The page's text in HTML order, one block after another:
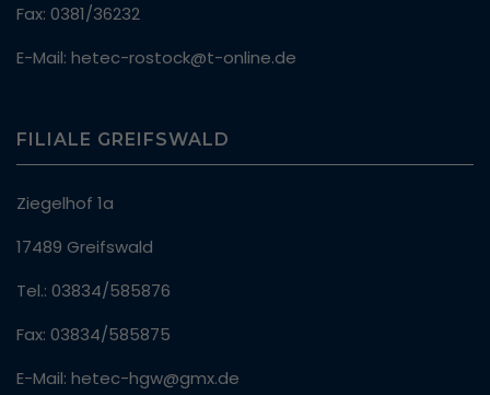
Fax: 0381/36232
E-Mail: hetec-rostock@t-online.de
FILIALE GREIFSWALD
Ziegelhof 1a
17489 Greifswald
Tel.: 03834/585876
Fax: 03834/585875
E-Mail: hetec-hgw@gmx.de